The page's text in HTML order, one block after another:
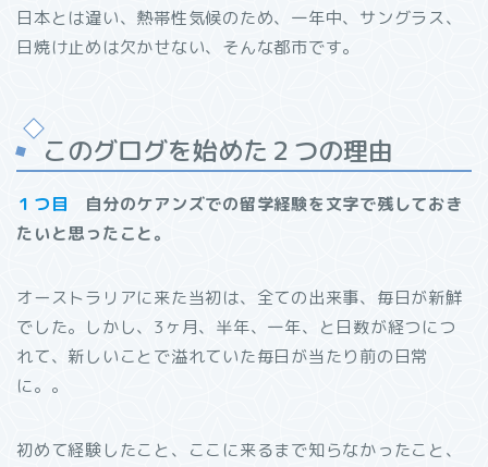
日本とは違い、熱帯性気候のため、一年中、サングラス、
日焼け止めは欠かせない、そんな都市です。
このグログを始めた２つの理由
１つ目
自分のケアンズでの留学経験を文字で残しておき
たいと思ったこと。
オーストラリアに来た当初は、全ての出来事、毎日が新鮮
でした。しかし、3ヶ月、半年、一年、と日数が経つにつ
れて、新しいことで溢れていた毎日が当たり前の日常
に。。
初めて経験したこと、ここに来るまで知らなかったこと、